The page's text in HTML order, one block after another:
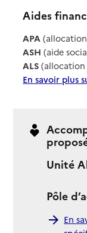
Aides
APA
ASH (aide
ALS (allocation
En savoir plus
Unité
Pôle
En